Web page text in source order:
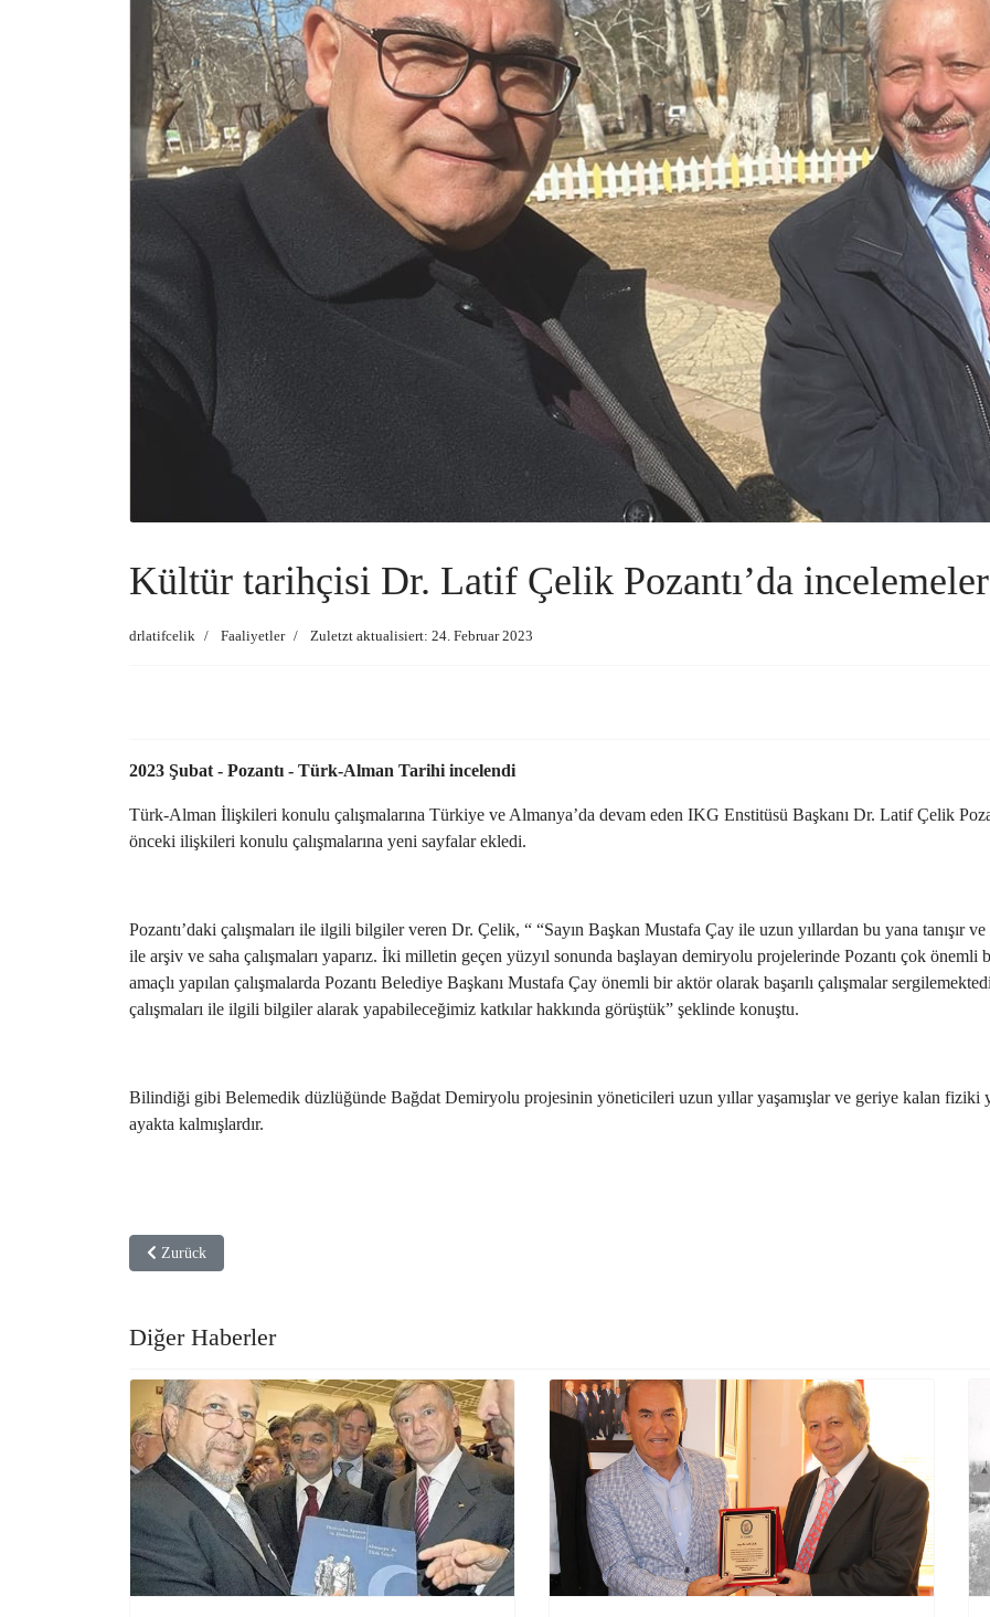
Kültür tarihçisi Dr. Latif Çelik Pozantı’da
drlatifcelik Faaliyetler Zuletzt aktualisiert: 24. Februar 2023
2023 Şubat - Pozantı - Türk-Alman Tarihi incelendi
Türk-Alman İlişkileri konulu çalışmalarına Türkiye ve Almanya’da devam eden IKG Enstitüsü Başkanı Dr. Latif Çelik
önceki ilişkileri konulu çalışmalarına yeni sayfalar ekledi.
Pozantı’daki çalışmaları ile ilgili bilgiler veren Dr. Çelik, “ “Sayın Başkan Mustafa Çay ile uzun yıllardan bu yana tanışır
ile arşiv ve saha çalışmaları yaparız. İki milletin geçen yüzyıl sonunda başlayan demiryolu projelerinde Pozantı çok önemli
amaçlı yapılan çalışmalarda Pozantı Belediye Başkanı Mustafa Çay önemli bir aktör olarak başarılı çalışmalar
çalışmaları ile ilgili bilgiler alarak yapabileceğimiz katkılar hakkında görüştük” şeklinde konuştu.
Bilindiği gibi Belemedik düzlüğünde Bağdat Demiryolu projesinin yöneticileri uzun yıllar yaşamışlar ve geriye kalan fiziki
ayakta kalmışlardır.
Vorheriger Beitrag: IKG Başkanı Dr. Latif Çelik; “Türk Devletleri Birliği Dünya siyasetinde denge unsuru olacaktır”
Zurück
Diğer Haberler